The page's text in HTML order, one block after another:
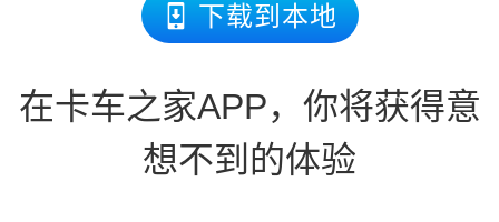
下载到本地
在卡车之家APP，你将获得意
想不到的体验